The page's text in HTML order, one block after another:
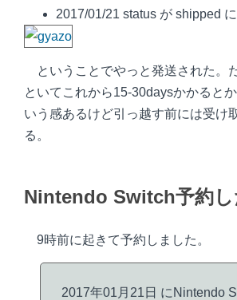
2017/01/21 status が shipped
ということでやっと発送された。
といてこれから15-30daysかかると
いう感あるけど引っ越す前には受け
る。
Nintendo Switch予約し
9時前に起きて予約しました。
2017年01月21日 にNintendo